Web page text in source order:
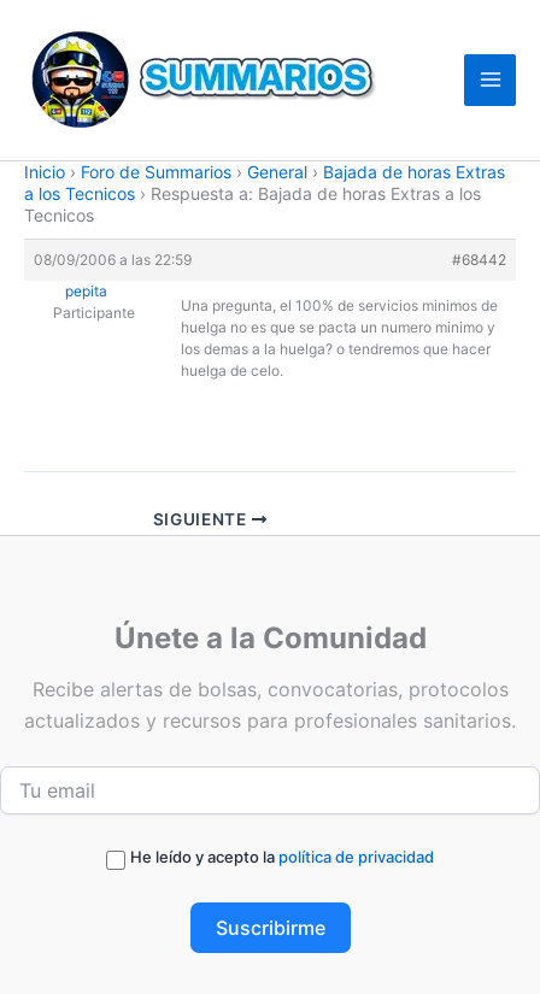
contenido
Inicio › Foro de Summarios › General › Bajada de horas Extras
a los Tecnicos › Respuesta a: Bajada de horas Extras a los
Tecnicos
08/09/2006 a las 22:59
#68442
pepita
Participante
Una pregunta, el 100% de servicios minimos de
huelga no es que se pacta un numero minimo y
los demas a la huelga? o tendremos que hacer
huelga de celo.
SIGUIENTE
Únete a la Comunidad
Recibe alertas de bolsas, convocatorias, protocolos
actualizados y recursos para profesionales sanitarios.
He leído y acepto la política de privacidad
Suscribirme